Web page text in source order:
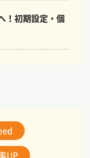
！初期設定・個
UP